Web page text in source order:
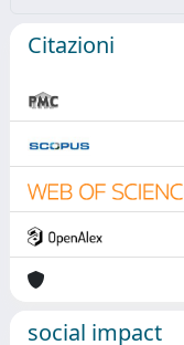
Citazioni
social impact